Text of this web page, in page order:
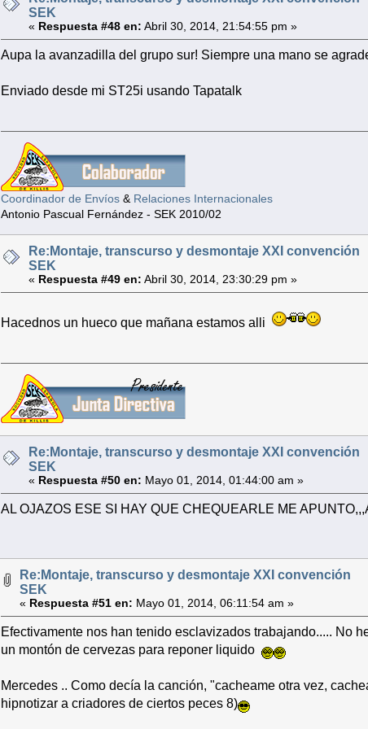
SEK
« Respuesta #48 en: Abril 30, 2014, 21:54:55 pm »
Aupa la avanzadilla del grupo sur! Siempre una mano se
Enviado desde mi ST25i usando Tapatalk
Coordinador de Envíos & Relaciones Internacionales
Antonio Pascual Fernández - SEK 2010/02
Re:Montaje, transcurso y desmontaje XXI convención
SEK
« Respuesta #49 en: Abril 30, 2014, 23:30:29 pm »
Hacednos un hueco que mañana estamos alli
Re:Montaje, transcurso y desmontaje XXI convención
SEK
« Respuesta #50 en: Mayo 01, 2014, 01:44:00 am »
AL OJAZOS ESE SI HAY QUE CHEQUEARLE ME
Re:Montaje, transcurso y desmontaje XXI convención
SEK
« Respuesta #51 en: Mayo 01, 2014, 06:11:54 am »
Efectivamente nos han tenido esclavizados trabajando..... No
un montón de cervezas para reponer liquido
Mercedes .. Como decía la canción, "cacheame otra vez,
hipnotizar a criadores de ciertos peces 8)